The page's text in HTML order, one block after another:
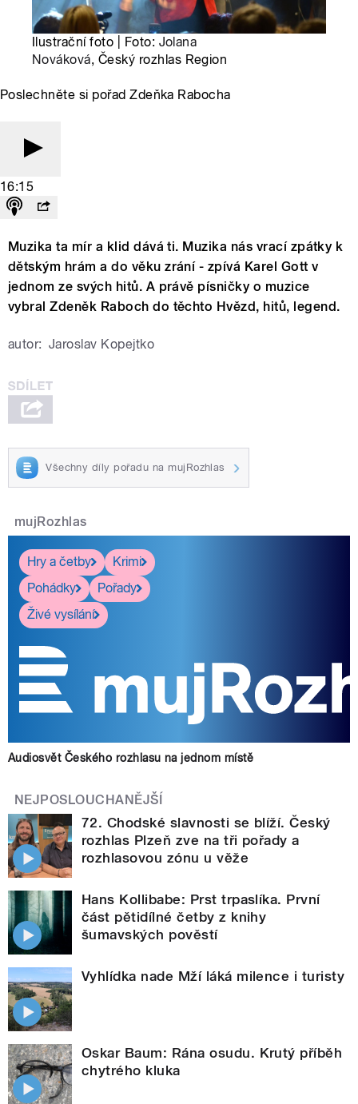
Ilustrační foto | Foto: Jolana
Nováková, Český rozhlas Region
Poslechněte si pořad Zdeňka Rabocha
16:15
Muzika ta mír a klid dává ti. Muzika nás vrací zpátky k
dětským hrám a do věku zrání - zpívá Karel Gott v
jednom ze svých hitů. A právě písničky o muzice
vybral Zdeněk Raboch do těchto Hvězd, hitů, legend.
autor: Jaroslav Kopejtko
Všechny díly pořadu na mujRozhlas
mujRozhlas
Hry a četby
Krimi
Pohádky
Pořady
Živé vysílání
Audiosvět Českého rozhlasu na jednom místě
NEJPOSLOUCHANĚJŠÍ
72. Chodské slavnosti se blíží. Český
rozhlas Plzeň zve na tři pořady a
rozhlasovou zónu u věže
Hans Kollibabe: Prst trpaslíka. První
část pětidílné četby z knihy
šumavských pověstí
Vyhlídka nade Mží láká milence i turisty
Oskar Baum: Rána osudu. Krutý příběh
chytrého kluka